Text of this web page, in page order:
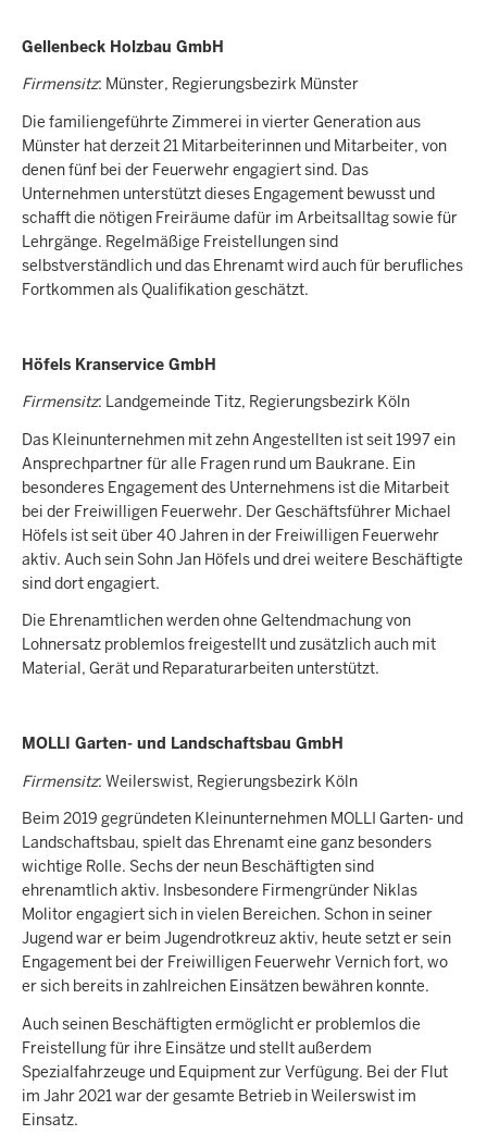
Gellenbeck Holzbau GmbH
Firmensitz: Münster, Regierungsbezirk Münster
Die familiengeführte Zimmerei in vierter Generation aus
Münster hat derzeit 21 Mitarbeiterinnen und Mitarbeiter, von
denen fünf bei der Feuerwehr engagiert sind. Das
Unternehmen unterstützt dieses Engagement bewusst und
schafft die nötigen Freiräume dafür im Arbeitsalltag sowie für
Lehrgänge. Regelmäßige Freistellungen sind
selbstverständlich und das Ehrenamt wird auch für berufliches
Fortkommen als Qualifikation geschätzt.
Höfels Kranservice GmbH
Firmensitz: Landgemeinde Titz, Regierungsbezirk Köln
Das Kleinunternehmen mit zehn Angestellten ist seit 1997 ein
Ansprechpartner für alle Fragen rund um Baukrane. Ein
besonderes Engagement des Unternehmens ist die Mitarbeit
bei der Freiwilligen Feuerwehr. Der Geschäftsführer Michael
Höfels ist seit über 40 Jahren in der Freiwilligen Feuerwehr
aktiv. Auch sein Sohn Jan Höfels und drei weitere Beschäftigte
sind dort engagiert.
Die Ehrenamtlichen werden ohne Geltendmachung von
Lohnersatz problemlos freigestellt und zusätzlich auch mit
Material, Gerät und Reparaturarbeiten unterstützt.
MOLLI Garten- und Landschaftsbau GmbH
Firmensitz: Weilerswist, Regierungsbezirk Köln
Beim 2019 gegründeten Kleinunternehmen MOLLI Garten- und
Landschaftsbau, spielt das Ehrenamt eine ganz besonders
wichtige Rolle. Sechs der neun Beschäftigten sind
ehrenamtlich aktiv. Insbesondere Firmengründer Niklas
Molitor engagiert sich in vielen Bereichen. Schon in seiner
Jugend war er beim Jugendrotkreuz aktiv, heute setzt er sein
Engagement bei der Freiwilligen Feuerwehr Vernich fort, wo
er sich bereits in zahlreichen Einsätzen bewähren konnte.
Auch seinen Beschäftigten ermöglicht er problemlos die
Freistellung für ihre Einsätze und stellt außerdem
Spezialfahrzeuge und Equipment zur Verfügung. Bei der Flut
im Jahr 2021 war der gesamte Betrieb in Weilerswist im
Einsatz.